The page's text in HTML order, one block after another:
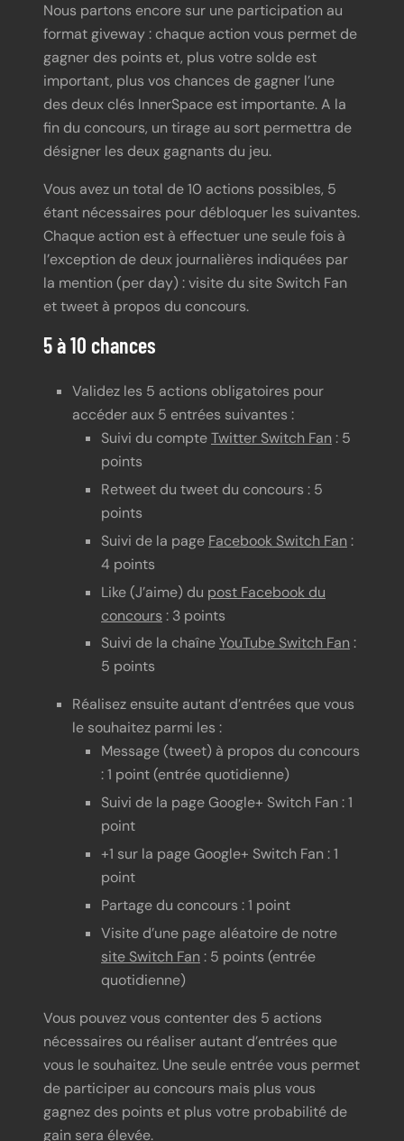
Nous partons encore sur une participation au
format giveway : chaque action vous permet de
gagner des points et, plus votre solde est
important, plus vos chances de gagner l’une
des deux clés InnerSpace est importante. A la
fin du concours, un tirage au sort permettra de
désigner les deux gagnants du jeu.
Vous avez un total de 10 actions possibles, 5
étant nécessaires pour débloquer les suivantes.
Chaque action est à effectuer une seule fois à
l’exception de deux journalières indiquées par
la mention (per day) : visite du site Switch Fan
et tweet à propos du concours.
5 à 10 chances
Validez les 5 actions obligatoires pour
accéder aux 5 entrées suivantes :
Suivi du compteTwitter Switch Fan: 5
points
Retweet du tweet du concours : 5
points
Suivi de la page Facebook Switch Fan:
4 points
Like (J’aime) du post Facebook du
concours : 3 points
Suivi de la chaîneYouTube Switch Fan:
5 points
Réalisez ensuite autant d’entrées que vous
le souhaitez parmi les :
Message (tweet) à propos du concours
: 1 point (entrée quotidienne)
Suivi de la page Google+ Switch Fan : 1
point
+1 sur la page Google+ Switch Fan : 1
point
Partage du concours : 1 point
Visite d’une page aléatoire de notre
site Switch Fan: 5 points (entrée
quotidienne)
Vous pouvez vous contenter des 5 actions
nécessaires ou réaliser autant d’entrées que
vous le souhaitez. Une seule entrée vous permet
de participer au concours mais plus vous
gagnez des points et plus votre probabilité de
gain sera élevée.